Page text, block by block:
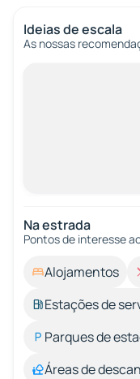
Ideias de escala
As nossas
Na estrada
Pontos de interesse
Alojamentos
Estações de
Parques de
Áreas de